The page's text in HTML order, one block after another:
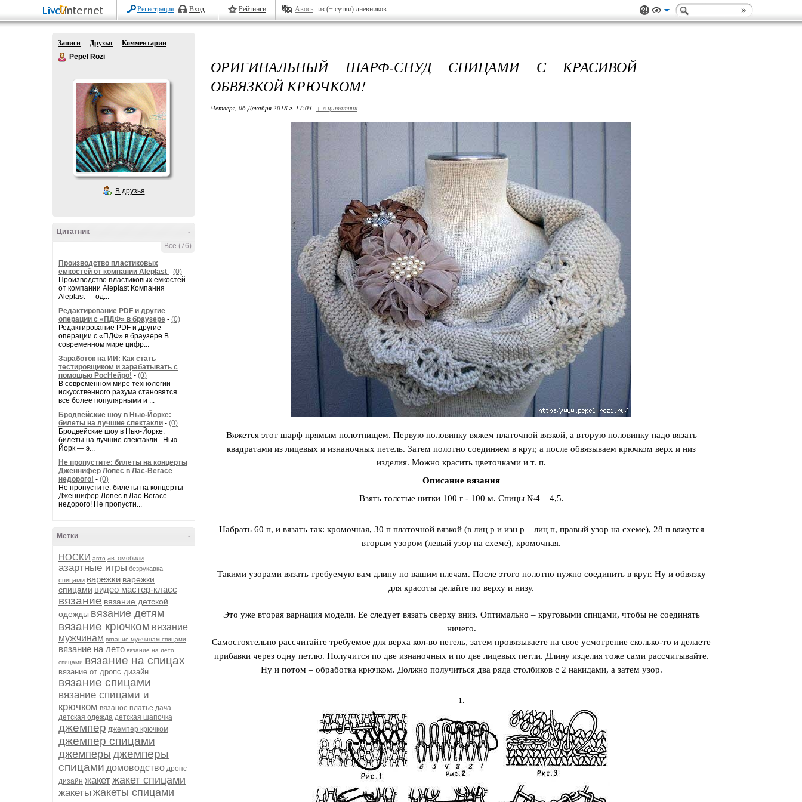
Регистрация Вход Рейтинги Авось из (+ сутки) дневников
Записи Друзья
Комментарии
Pepel Rozi
В друзья
-
Цитатник
Все (76)
Производство пластиковых
емкостей от компании Aleplast - (0)
Производство пластиковых емкостей
от компании Aleplast Компания
Aleplast — од...
Редактирование PDF и другие
операции с «ПДФ» в браузере - (0)
Редактирование PDF и другие
операции с «ПДФ» в браузере В
современном мире цифр...
Заработок на ИИ: Как стать
тестировщиком и зарабатывать с
помощью РосНейро! - (0)
В современном мире технологии
искусственного разума становятся
все более популярными и ...
Бродвейские шоу в Нью-Йорке:
билеты на лучшие спектакли - (0)
Бродвейские шоу в Нью-Йорке:
билеты на лучшие спектакли Нью-
Йорк — э...
Не пропустите: билеты на концерты
Дженнифер Лопес в Лас-Вегасе
недорого! - (0)
Не пропустите: билеты на концерты
Дженнифер Лопес в Лас-Вегасе
недорого! Не пропусти...
-
Метки
НОСКИ авто автомобили
азартные игры безрукавка
спицами варежки варежки
спицами видео мастер-класс
вязание вязание детской
одежды вязание детям
вязание крючком вязание
мужчинам вязание мужчинам спицами
вязание на лето вязание на лето
спицами вязание на спицах
вязание от дропс дизайн
вязание спицами
вязание спицами и
крючком вязаное платье дача
детская одежда детская шапочка
джемпер джемпер крючком
джемпер спицами
джемперы джемперы
спицами домоводство дропс
дизайн жакетжакет спицами
жакеты жакеты спицами
ОРИГИНАЛЬНЫЙ ШАРФ-СНУД СПИЦАМИ С КРАСИВОЙ
ОБВЯЗКОЙ КРЮЧКОМ!
Четверг, 06 Декабря 2018 г. 17:03 + в цитатник
Вяжется этот шарф прямым полотнищем. Первую половинку вяжем платочной вязкой, а вторую половинку надо вязать
квадратами из лицевых и изнаночных петель. Затем полотно соединяем в круг, а после обвязываем крючком верх и низ
изделия. Можно красить цветочками и т. п.
Описание вязания
Взять толстые нитки 100 г - 100 м. Спицы №4 – 4,5.
Набрать 60 п, и вязать так: кромочная, 30 п платочной вязкой (в лиц р и изн р – лиц п, правый узор на схеме), 28 п вяжутся
вторым узором (левый узор на схеме), кромочная.
Такими узорами вязать требуемую вам длину по вашим плечам. После этого полотно нужно соединить в круг. Ну и обвязку
для красоты делайте по верху и низу.
Это уже вторая вариация модели. Ее следует вязать сверху вниз. Оптимально – круговыми спицами, чтобы не соединять
ничего.
Самостоятельно рассчитайте требуемое для верха кол-во петель, затем провязываете на свое усмотрение сколько-то и делаете
прибавки через одну петлю. Получится по две изнаночных и по две лицевых петли. Длину изделия тоже сами рассчитывайте.
Ну и потом – обработка крючком. Должно получиться два ряда столбиков с 2 накидами, а затем узор.
1.